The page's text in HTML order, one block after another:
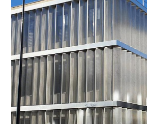
constructions ADSN
CONSTRUCTION PROFESSIONNELS